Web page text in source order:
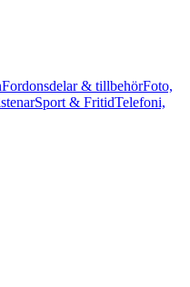
Fordonsdelar & tillbehörFoto,
Sport & FritidTelefoni,